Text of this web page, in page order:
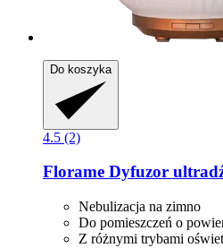
Do koszyka
4.5 (2)
Florame Dyfuzor
Nebulizacja na zimno
Do pomieszczeń o
Z różnymi trybami